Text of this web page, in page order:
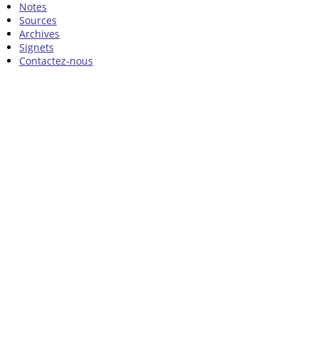
Notes
Sources
Archives
Signets
Contactez-nous